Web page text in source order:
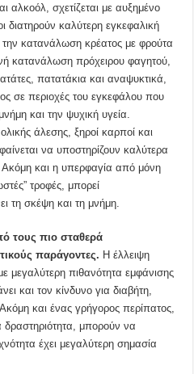
αλκοόλ, σχετίζεται με αυξημένο
διατηρούν καλύτερη εγκεφαλική
την κατανάλωση κρέατος με φρούτα
κατανάλωση πρόχειρου φαγητού,
πατατάκια και αναψυκτικά,
σε περιοχές του εγκεφάλου που
και την ψυχική υγεία.
άλεσης, ξηροί καρποί και
να υποστηρίζουν καλύτερα
Ακόμη και η υπερφαγία από μόνη
τροφές, μπορεί
τη σκέψη και τη μνήμη.
τους πιο σταθερά
παράγοντες. Η έλλειψη
μεγαλύτερη πιθανότητα εμφάνισης
και τον κίνδυνο για διαβήτη,
και ένας γρήγορος περίπατος,
δραστηριότητα, μπορούν να
έχει μεγαλύτερη σημασία